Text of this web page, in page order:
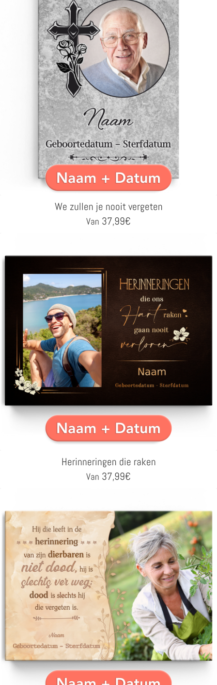
We zullen je nooit vergeten
Van 37,99€
Herinneringen die raken
Van 37,99€